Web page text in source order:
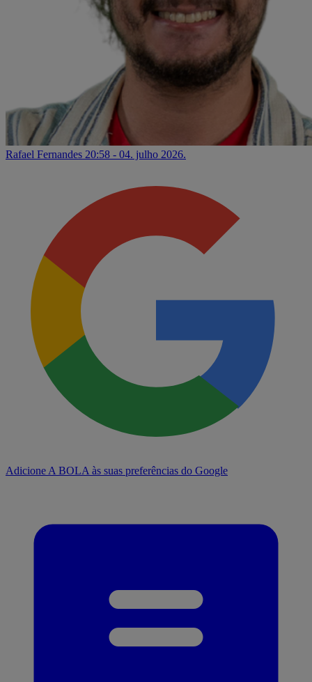
Rafael Fernandes 20:58 - 04. julho 2026.
Adicione A BOLA às suas preferências do Google